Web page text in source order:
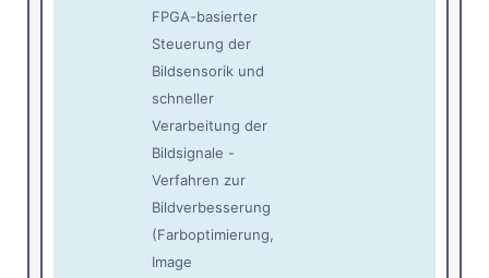
FPGA-basierter
Steuerung der
Bildsensorik und
schneller
Verarbeitung der
Bildsignale -
Verfahren zur
Bildverbesserung
(Farboptimierung,
Image